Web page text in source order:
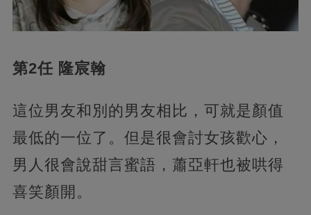
第2任 隆宸翰
這位男友和別的男友相比，可就是顏值
最低的一位了。但是很會討女孩歡心，
男人很會說甜言蜜語，蕭亞軒也被哄得
喜笑顏開。